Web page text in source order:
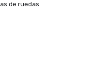
de ruedas